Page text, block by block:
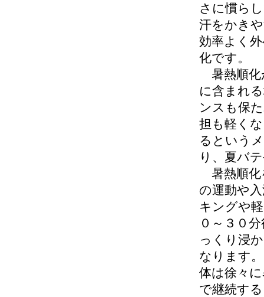
さに慣ら
汗をかき
効率よく
化です。
暑熱順化
に含まれ
ンスも保
担も軽く
るという
り、夏バ
暑熱順化
の運動や
キングや
０～３０
っくり浸
なります
体は徐々
で継続す